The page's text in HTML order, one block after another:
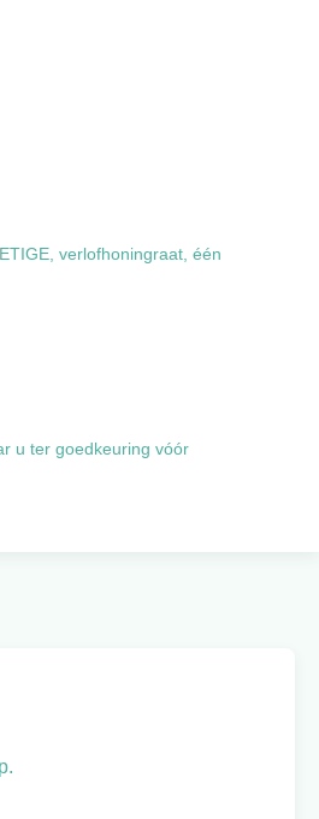
verlofhoningraat, één
u ter goedkeuring vóór